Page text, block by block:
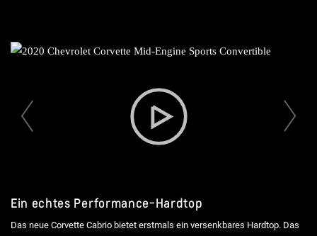
Vorherige Folie
Ein echtes Performance-Hardtop
Das neue Corvette Cabrio bietet erstmals ein versenkbares Hardtop. Das